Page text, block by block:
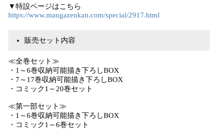
▼特設ページはこちら
https://www.mangazenkan.com/special/2917.html
販売セット内容
≪全巻セット≫
・1～6巻収納可能描き下ろしBOX
・7～17巻収納可能描き下ろしBOX
・コミック1～20巻セット
≪第一部セット≫
・1～6巻収納可能描き下ろしBOX
・コミック1～6巻セット